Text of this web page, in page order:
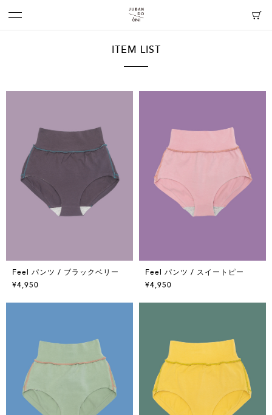
ITEM LIST
Feel パンツ / ブラックベリー
¥4,950
Feel パンツ / スイートピー
¥4,950